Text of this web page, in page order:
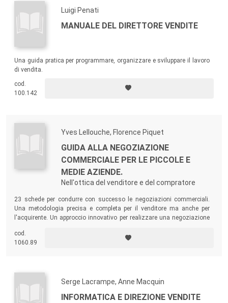
Luigi Penati
MANUALE DEL DIRETTORE VENDITE
Una guida pratica per programmare, organizzare e sviluppare il lavoro
di vendita.
cod.
100.142
Yves Lellouche, Florence Piquet
GUIDA ALLA NEGOZIAZIONE
COMMERCIALE PER LE PICCOLE E
MEDIE AZIENDE.
Nell'ottica del venditore e del compratore
23 schede per condurre con successo le negoziazioni commerciali.
Una metodologia precisa e completa per il venditore ma anche per
l'acquirente. Un approccio innovativo per realizzare una negoziazione
cod.
1060.89
Serge Lacrampe, Anne Macquin
INFORMATICA E DIREZIONE VENDITE